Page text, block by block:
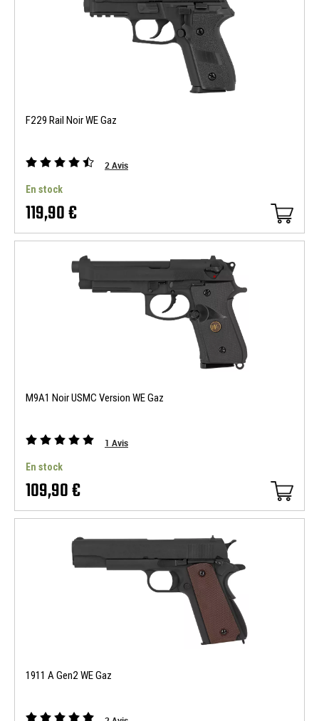
F229 Rail Noir WE Gaz
2Avis
En stock
119,90 €
M9A1 Noir USMC Version WE Gaz
1 Avis
En stock
109,90 €
1911 A Gen2 WE Gaz